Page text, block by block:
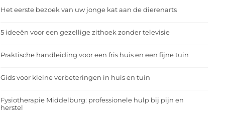
Het eerste bezoek van uw jonge kat aan de dierenarts
5 ideeën voor een gezellige zithoek zonder televisie
Praktische handleiding voor een fris huis en een fijne tuin
Gids voor kleine verbeteringen in huis en tuin
Fysiotherapie Middelburg: professionele hulp bij pijn en
herstel